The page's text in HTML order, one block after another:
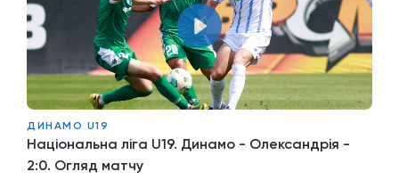
ДИНАМО U19
Національна ліга U19. Динамо - Олександрія -
2:0. Огляд матчу